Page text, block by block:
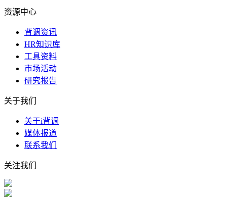
资源中心
背调资讯
HR知识库
工具资料
市场活动
研究报告
关于我们
关于i背调
媒体报道
联系我们
关注我们